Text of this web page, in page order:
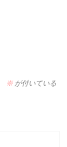
※ が付いている